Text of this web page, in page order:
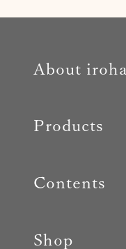
About iroha
Products
Contents
Shop